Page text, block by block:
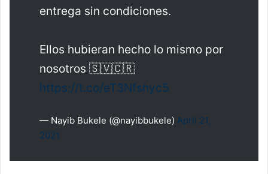
entrega sin condiciones.
Ellos hubieran hecho lo mismo por
nosotros 🇸🇻🇨🇷
https://t.co/eT3Nfshyc5
— Nayib Bukele (@nayibbukele) April 21,
2021